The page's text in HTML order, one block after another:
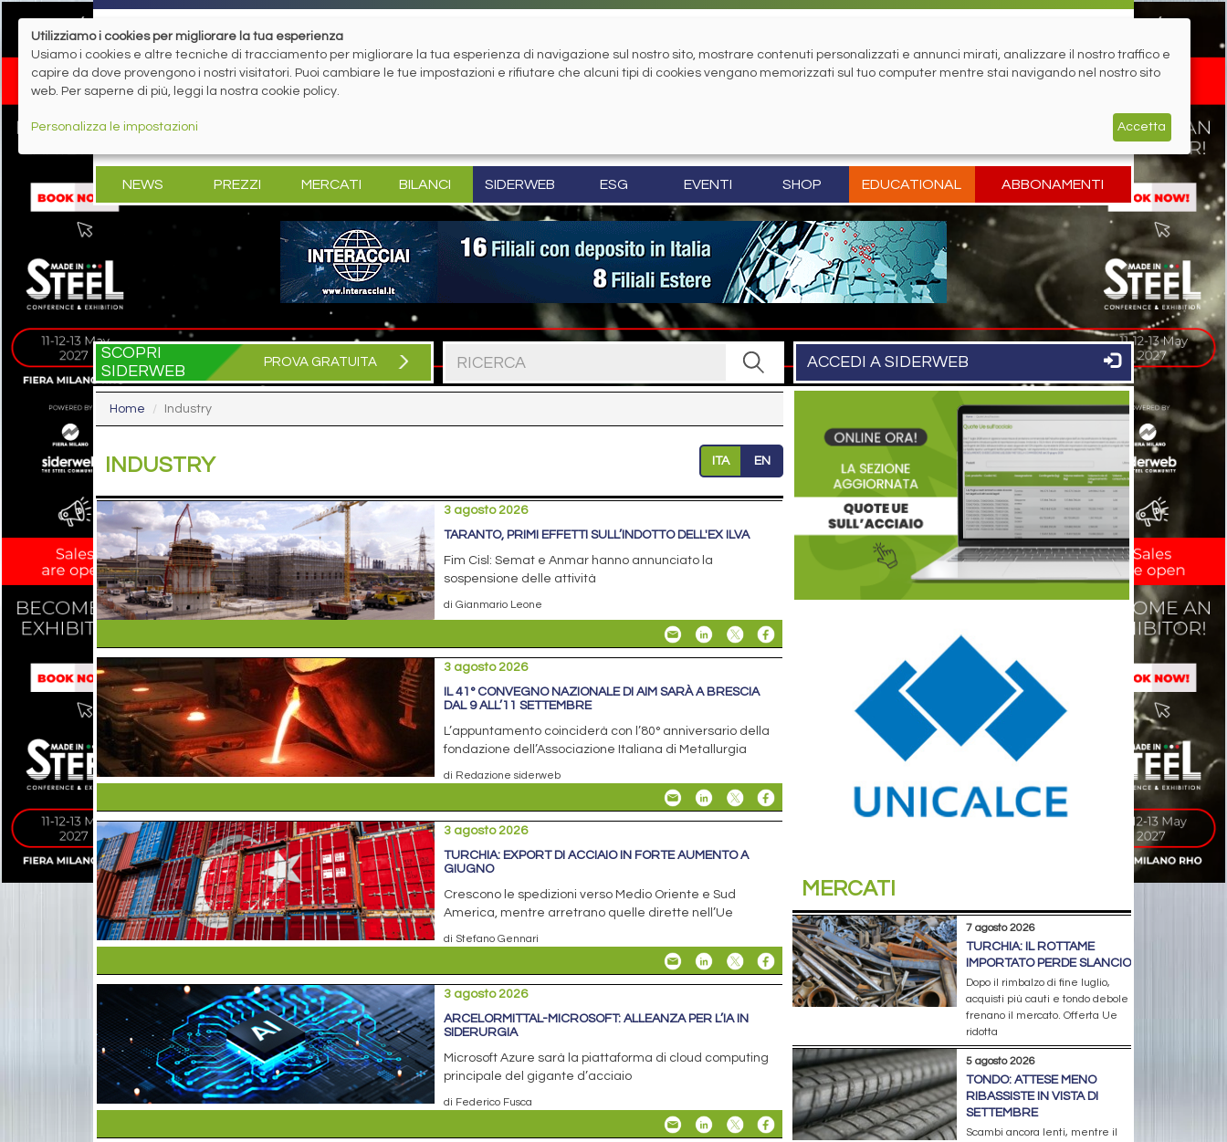
NEWS PREZZI MERCATI BILANCI SIDERWEB ESG EVENTI SHOP EDUCATIONAL ABBONAMENTI
SCOPRI
SIDERWEB
PROVA GRATUITA ACCEDI A SIDERWEB
Home Industry
INDUSTRY ITA EN
3 agosto 2026
TARANTO, PRIMI EFFETTI SULL’INDOTTO DELL'EX ILVA
Fim Cisl: Semat e Anmar hanno annunciato la
sospensione delle attività
di Gianmario Leone
3 agosto 2026
IL 41° CONVEGNO NAZIONALE DI AIM SARÀ A BRESCIA
DAL 9 ALL’11 SETTEMBRE
L’appuntamento coinciderà con l’80° anniversario della
fondazione dell’Associazione Italiana di Metallurgia
di Redazione siderweb
3 agosto 2026
TURCHIA: EXPORT DI ACCIAIO IN FORTE AUMENTO A
GIUGNO
Crescono le spedizioni verso Medio Oriente e Sud
America, mentre arretrano quelle dirette nell’Ue
di Stefano Gennari
3 agosto 2026
ARCELORMITTAL-MICROSOFT: ALLEANZA PER L’IA IN
SIDERURGIA
Microsoft Azure sarà la piattaforma di cloud computing
principale del gigante d’acciaio
di Federico Fusca
MERCATI
7 agosto 2026
TURCHIA: IL ROTTAME
IMPORTATO PERDE SLANCIO
Dopo il rimbalzo di fine luglio,
acquisti più cauti e tondo debole
frenano il mercato. Offerta Ue
ridotta
5 agosto 2026
TONDO: ATTESE MENO
RIBASSISTE IN VISTA DI
SETTEMBRE
Scambi ancora lenti, mentre il
Utilizziamo i cookies per migliorare la tua esperienza
Usiamo i cookies e altre tecniche di tracciamento per migliorare la tua esperienza di navigazione sul nostro sito, mostrare contenuti personalizzati e annunci mirati, analizzare il nostro traffico e
capire da dove provengono i nostri visitatori. Puoi cambiare le tue impostazioni e rifiutare che alcuni tipi di cookies vengano memorizzati sul tuo computer mentre stai navigando nel nostro sito
web. Per saperne di più, leggi la nostra cookie policy.
Personalizza le impostazioni Accetta